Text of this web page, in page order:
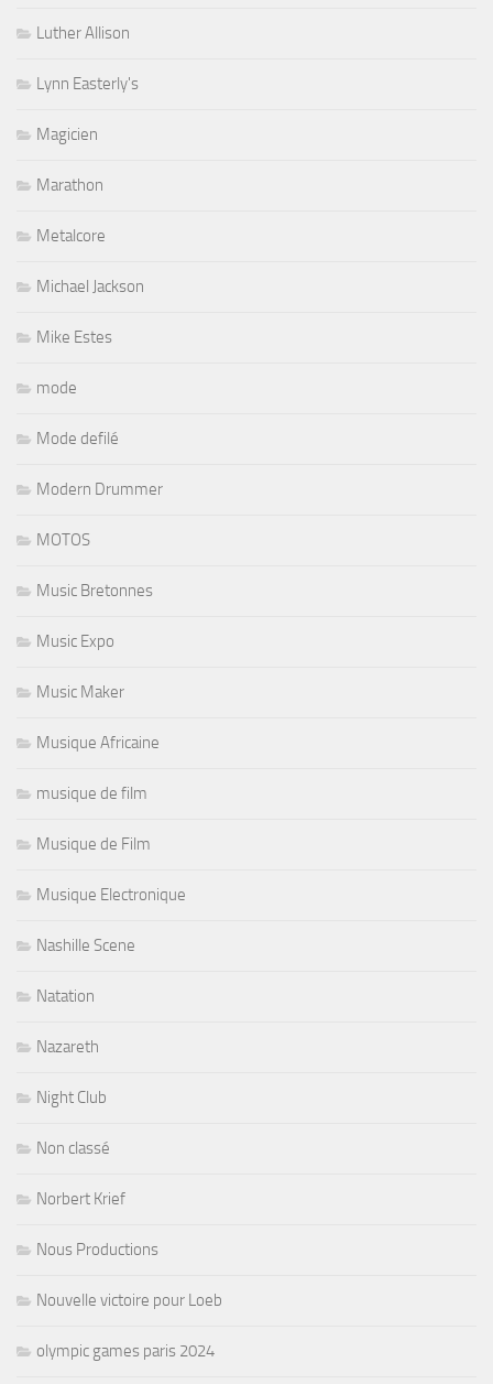
Luther Allison
Lynn Easterly's
Magicien
Marathon
Metalcore
Michael Jackson
Mike Estes
mode
Mode defilé
Modern Drummer
MOTOS
Music Bretonnes
Music Expo
Music Maker
Musique Africaine
musique de film
Musique de Film
Musique Electronique
Nashille Scene
Natation
Nazareth
Night Club
Non classé
Norbert Krief
Nous Productions
Nouvelle victoire pour Loeb
olympic games paris 2024